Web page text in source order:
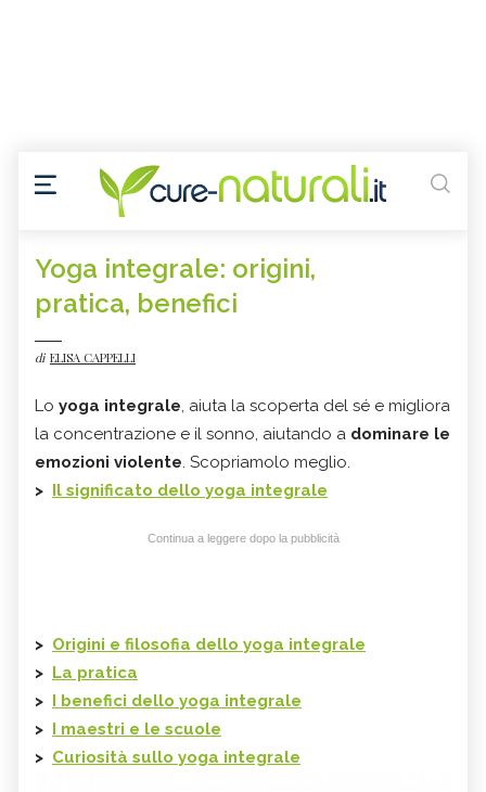
Yoga integrale: origini,
pratica, benefici
di ELISA CAPPELLI
Lo yoga integrale, aiuta la scoperta del sé e migliora
la concentrazione e il sonno, aiutando a dominare le
emozioni violente. Scopriamolo meglio.
> Il significato dello yoga integrale
Continua a leggere dopo la pubblicità
> Origini e filosofia dello yoga integrale
> La pratica
> I benefici dello yoga integrale
> I maestri e le scuole
> Curiosità sullo yoga integrale